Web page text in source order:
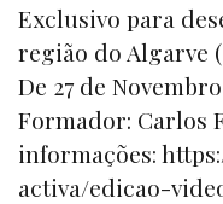
Exclusivo para
região do Algarve
De 27 de
Formador: Carlos
informações:
activa/edicao-